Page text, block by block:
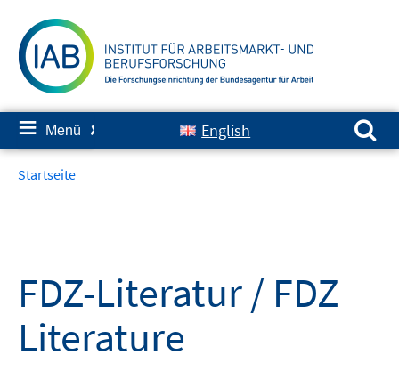
zum
Inhalt
≡ Menü ✘ English
Suchen nach:
Startseite
FDZ-Literatur / FDZ
Literature